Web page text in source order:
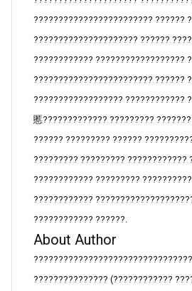
???????????????????????? ??????
????????????????????? ??????
???????????? ??????????????????
???????????????????????? ??????
?????????????????? ????????????
慝????????????? ?????????
?????? ????????? ??????
????????? ????????? ????????????
???????????? ?????????
????????????
???????????? ??????.
About Author
??????????????? (????????????